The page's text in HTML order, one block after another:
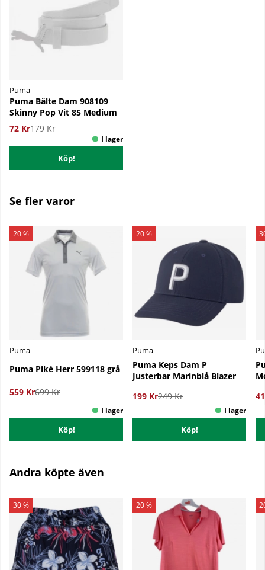
Puma
Puma Bälte Dam 908109
Skinny Pop Vit 85 Medium
72 Kr179 Kr
Köp!
Se fler varor
20 %
Puma
Puma Piké Herr 599118 grå
559 Kr699 Kr
Köp!
20 %
Puma
Puma Keps Dam P
Justerbar Marinblå Blazer
199 Kr249 Kr
Köp!
Andra köpte även
30 % 20 %